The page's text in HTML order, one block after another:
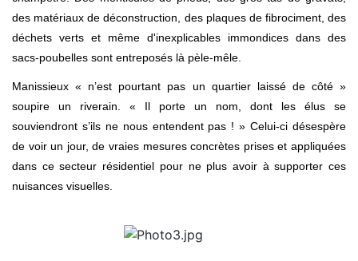
des matériaux de déconstruction, des plaques de fibrociment, des
déchets verts et même d'inexplicables immondices dans des
sacs-poubelles sont entreposés là pèle-mêle.
Manissieux « n’est pourtant pas un quartier laissé de côté »
soupire un riverain. « Il porte un nom, dont les élus se
souviendront s’ils ne nous entendent pas ! » Celui-ci désespère
de voir un jour, de vraies mesures concrètes prises et appliquées
dans ce secteur résidentiel pour ne plus avoir à supporter ces
nuisances visuelles.